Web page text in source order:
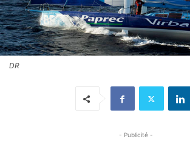
DR
- Publicité -